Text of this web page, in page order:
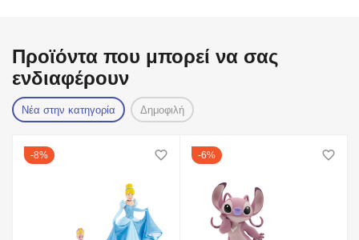
Προϊόντα που μπορεί να σας
ενδιαφέρουν
Νέα στην κατηγορία Δημοφιλή
8% 6%